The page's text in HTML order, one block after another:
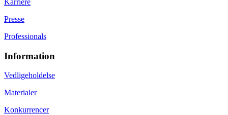
Karriere
Presse
Professionals
Information
Vedligeholdelse
Materialer
Konkurrencer